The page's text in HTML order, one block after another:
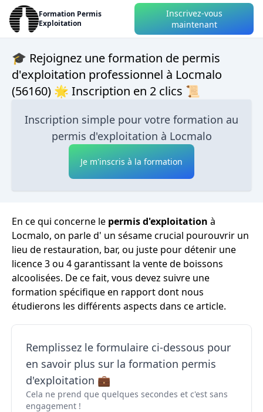
Formation Permis
Exploitation
Inscrivez-vous
maintenant
🎓 Rejoignez une formation de permis
d'exploitation professionnel à Locmalo
(56160) 🌟 Inscription en 2 clics 📜
Inscription simple pour votre formation au
permis d'exploitation à Locmalo
Je m'inscris à la formation
En ce qui concerne le permis d'exploitation à
Locmalo, on parle d' un sésame crucial pourouvrir un
lieu de restauration, bar, ou juste pour détenir une
licence 3 ou 4 garantissant la vente de boissons
alcoolisées. De ce fait, vous devez suivre une
formation spécifique en rapport dont nous
étudierons les différents aspects dans ce article.
Remplissez le formulaire ci-dessous pour
en savoir plus sur la formation permis
d'exploitation 💼
Cela ne prend que quelques secondes et c'est sans
engagement !